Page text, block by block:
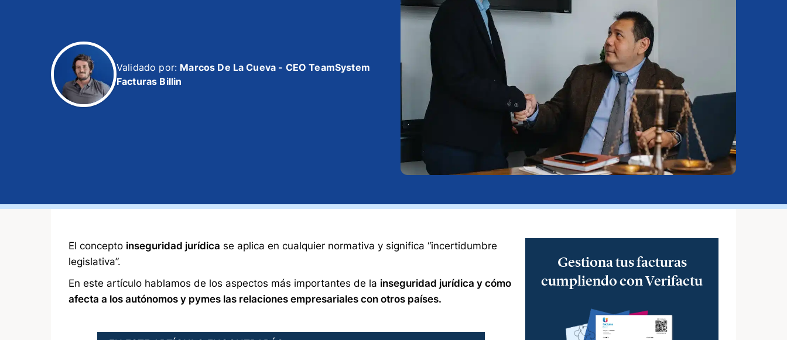
Validado por: Marcos De La Cueva - CEO TeamSystem
Facturas Billin
El concepto inseguridad jurídica se aplica en cualquier normativa y significa “incertidumbre
legislativa”.
En este artículo hablamos de los aspectos más importantes de la inseguridad jurídica y cómo
afecta a los autónomos y pymes las relaciones empresariales con otros países.
Gestiona tus facturas
cumpliendo con Verifactu